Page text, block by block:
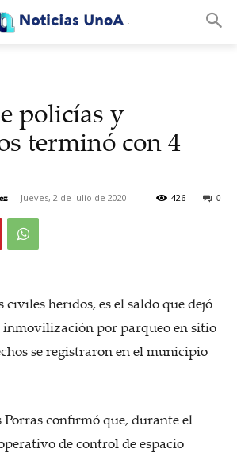
policías y
terminó con 4
- Jueves, 2 de julio de 2020 0
426
civiles heridos, es el saldo que dejó
por parqueo en sitio
se registraron en el municipio
confirmó que, durante el
de control de espacio